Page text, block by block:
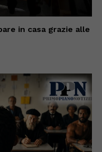
in casa grazie alle